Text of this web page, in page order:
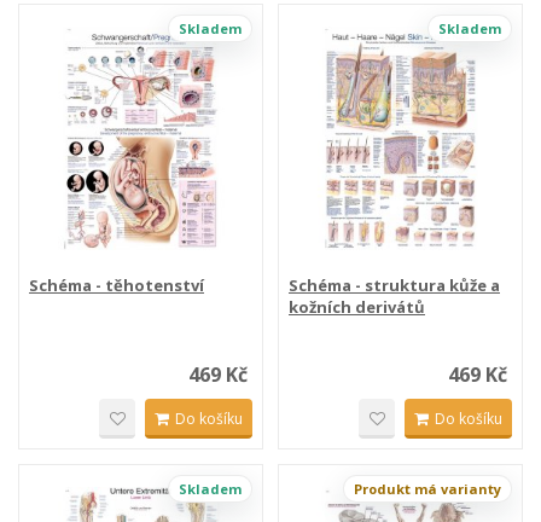
Skladem
Schéma - těhotenství
469 Kč
Do košíku
Skladem
Schéma - struktura kůže a
kožních derivátů
469 Kč
Do košíku
Skladem Produkt má varianty